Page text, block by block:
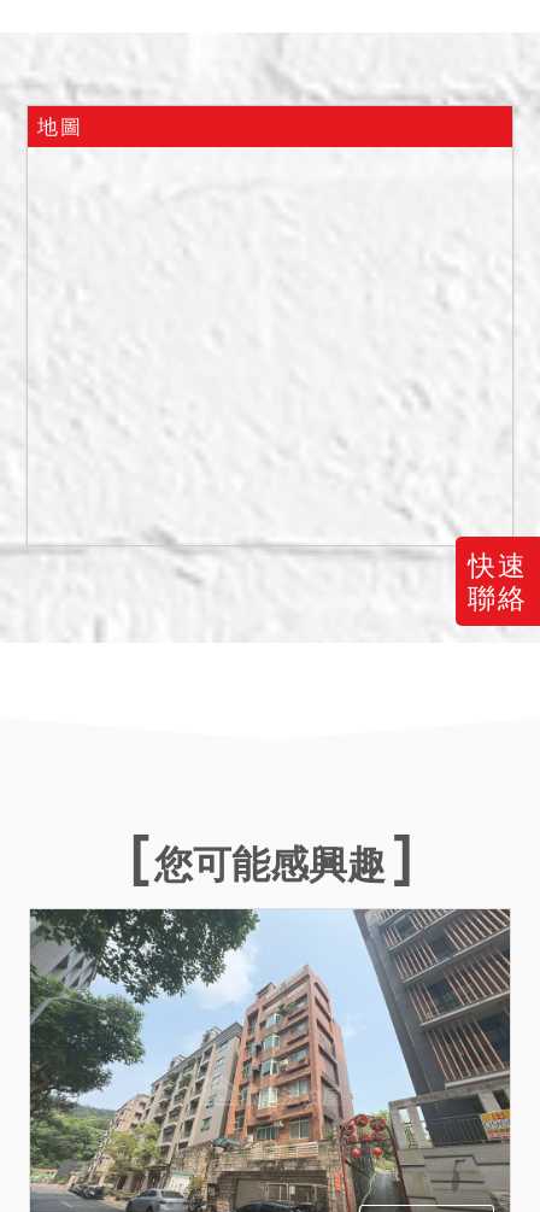
快速
聯絡
13,866,600元，得標價格扣
除建物價格後之金額，均屬
3.本案土地部分現為排水溝
得，依土地徵收條例第59條
定，被徵收之原土地所有權
人或其繼承人有依同樣條件
優先購買權，其願優先購買
者，應於決標後10日內，自
行檢具保證金(依投標須知第
7點辦理)及相關證明文件，
以書面向標售機關申請，逾
期未表示者，其優先購買權
視為放棄，為保障原土地所
5.私法人投標應自行確認符
合平均地權條例第79條之1
規定，並依投標須知第4點第
3項規定辦理。
6.投標人應自行向當地市政
府查詢本建物使用執照附表
注意事項，以確認應負擔義
務及使用限制等。
7.按現況點交，本分署不負
瑕疵擔保責任。
8.建物之防水及設備已逾保
固期限，其修繕等費用由得
地圖
您可能感興趣